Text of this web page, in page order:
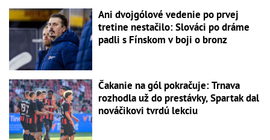
Ani dvojgólové vedenie po prvej
tretine nestačilo: Slováci po dráme
padli s Fínskom v boji o bronz
Čakanie na gól pokračuje: Trnava
rozhodla už do prestávky, Spartak dal
nováčikovi tvrdú lekciu